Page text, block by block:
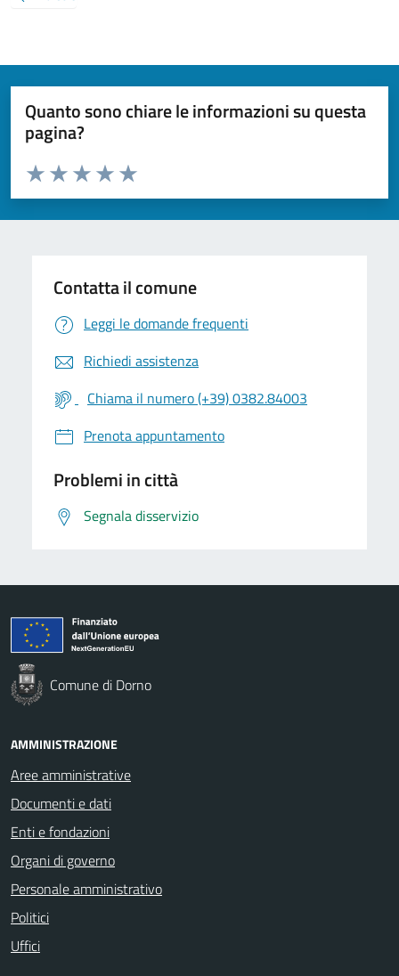
Quanto sono chiare le informazioni su questa
pagina?
Valuta da 1 a 5 stelle la pagina
Valuta 5 stelle su 5
Valuta 4 stelle su 5
Valuta 3 stelle su 5
Valuta 2 stelle su 5
Valuta 1 stelle su 5
Contatta il comune
Leggi le domande frequenti
Richiedi assistenza
Chiama il numero (+39) 0382.84003
Prenota appuntamento
Problemi in città
Segnala disservizio
Comune di Dorno
AMMINISTRAZIONE
Aree amministrative
Documenti e dati
Enti e fondazioni
Organi di governo
Personale amministrativo
Politici
Uffici